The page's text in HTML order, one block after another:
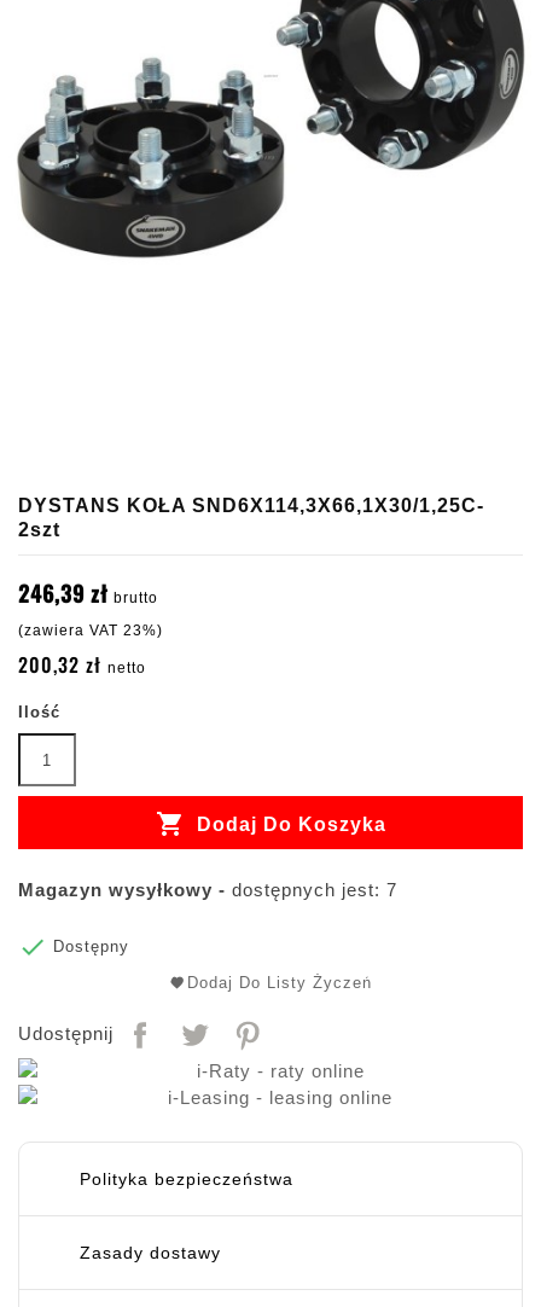
DYSTANS KOŁA SND6X114,3X66,1X30/1,25C-
2szt
246,39 zł brutto
(zawiera VAT 23%)
200,32 zł netto
Ilość
 Dodaj Do Koszyka
Magazyn wysyłkowy - dostępnych jest: 7

Dostępny
Dodaj Do Listy Życzeń
Udostępnij
Polityka bezpieczeństwa
Zasady dostawy